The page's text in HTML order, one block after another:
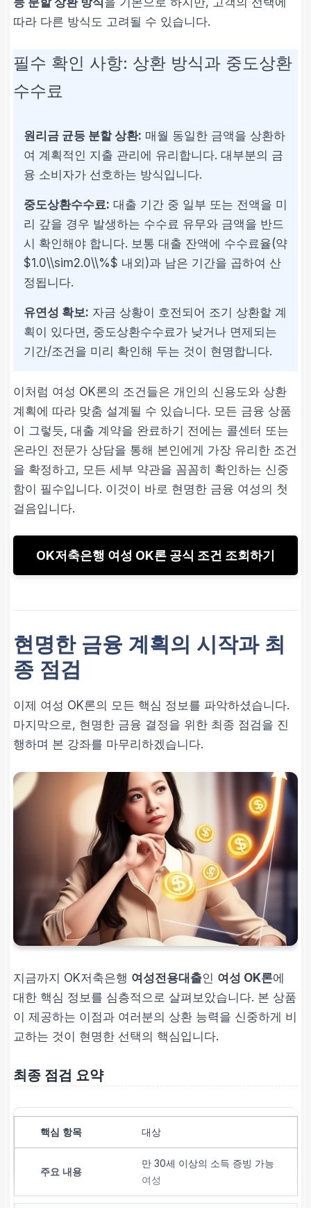
따라 다른 방식도 고려될 수 있습니다.
필수 확인 사항: 상환 방식과 중도상환
수수료
원리금 균등 분할 상환: 매월 동일한 금액을 상환하
여 계획적인 지출 관리에 유리합니다. 대부분의 금
융 소비자가 선호하는 방식입니다.
중도상환수수료: 대출 기간 중 일부 또는 전액을 미
리 갚을 경우 발생하는 수수료 유무와 금액을 반드
시 확인해야 합니다. 보통 대출 잔액에 수수료율(약
$1.0\\sim2.0\\%$ 내외)과 남은 기간을 곱하여 산
정됩니다.
유연성 확보: 자금 상황이 호전되어 조기 상환할 계
획이 있다면, 중도상환수수료가 낮거나 면제되는
기간/조건을 미리 확인해 두는 것이 현명합니다.
이처럼 여성 OK론의 조건들은 개인의 신용도와 상환
계획에 따라 맞춤 설계될 수 있습니다. 모든 금융 상품
이 그렇듯, 대출 계약을 완료하기 전에는 콜센터 또는
온라인 전문가 상담을 통해 본인에게 가장 유리한 조건
을 확정하고, 모든 세부 약관을 꼼꼼히 확인하는 신중
함이 필수입니다. 이것이 바로 현명한 금융 여성의 첫
걸음입니다.
OK저축은행 여성 OK론 공식 조건 조회하기
현명한 금융 계획의 시작과 최
종 점검
이제 여성 OK론의 모든 핵심 정보를 파악하셨습니다.
마지막으로, 현명한 금융 결정을 위한 최종 점검을 진
행하며 본 강좌를 마무리하겠습니다.
지금까지 OK저축은행 여성전용대출인 여성 OK론에
대한 핵심 정보를 심층적으로 살펴보았습니다. 본 상품
이 제공하는 이점과 여러분의 상환 능력을 신중하게 비
교하는 것이 현명한 선택의 핵심입니다.
최종 점검 요약
대상
만 30세 이상의 소득 증빙 가능
여성